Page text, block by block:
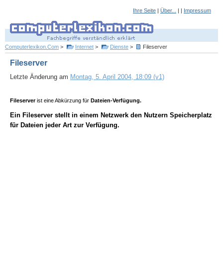
Ihre Seite | Über... | | Impressum
Computerlexikon.Com > Internet > Dienste > Fileserver
Fileserver
Letzte Änderung am Montag, 5. April 2004, 18:09 (v1)
Fileserverist eine Abkürzung für Dateien-Verfügung.
Ein Fileserver stellt in einem Netzwerk den Nutzern Speicherplatz
für Dateien jeder Art zur Verfügung.